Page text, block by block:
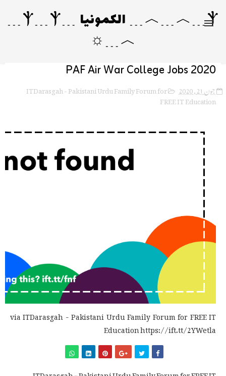
Ⲯ﹍︿﹍︿﹍ الکمونیا ﹍Ⲯ﹍Ⲯ﹍
︿﹍☼
PAF Air War College Jobs 2020
جون 21, 2020 ITDarasgah - Pakistani Urdu Family Forum for
FREE IT Education
via ITDarasgah - Pakistani Urdu Family Forum for FREE IT
Education https://ift.tt/2YWetla